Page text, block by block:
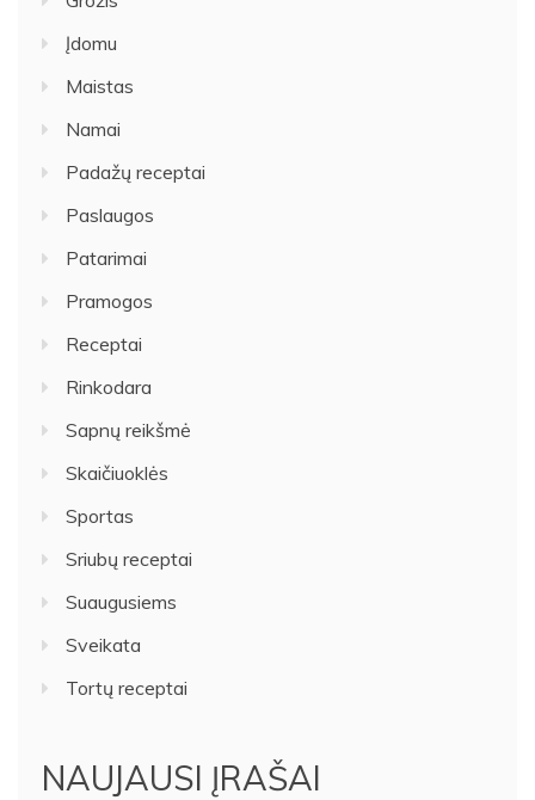
Įdomu
Maistas
Namai
Padažų receptai
Paslaugos
Patarimai
Pramogos
Receptai
Rinkodara
Sapnų reikšmė
Skaičiuoklės
Sportas
Sriubų receptai
Suaugusiems
Sveikata
Tortų receptai
NAUJAUSI ĮRAŠAI